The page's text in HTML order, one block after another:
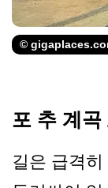
©
포 추 계곡
길은 급격